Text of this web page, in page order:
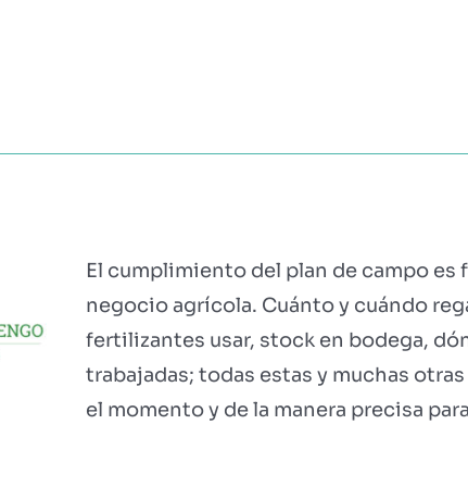
El cumplimiento del plan de campo es
negocio agrícola. Cuánto y cuándo
fertilizantes usar, stock en bodega,
trabajadas; todas estas y muchas
el momento y de la manera precisa